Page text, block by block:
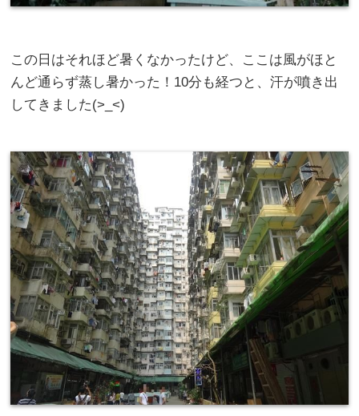
この日はそれほど暑くなかったけど、ここは風がほと
んど通らず蒸し暑かった！10分も経つと、汗が噴き出
してきました(>_<)